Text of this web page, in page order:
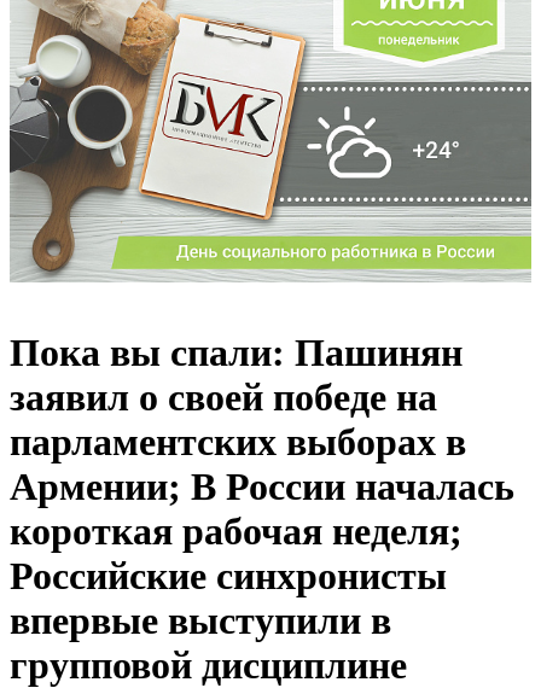
Пока вы спали: Пашинян
заявил о своей победе на
парламентских выборах в
Армении; В России началась
короткая рабочая неделя;
Российские синхронисты
впервые выступили в
групповой дисциплине